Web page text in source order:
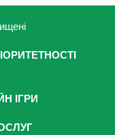
ІГРИ